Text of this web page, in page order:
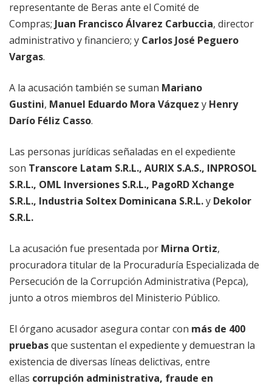
representante de Beras ante el Comité de
Compras; Juan Francisco Álvarez Carbuccia, director
administrativo y financiero; y Carlos José Peguero
Vargas.
A la acusación también se suman Mariano
Gustini, Manuel Eduardo Mora Vázquez y Henry
Darío Féliz Casso.
Las personas jurídicas señaladas en el expediente
son Transcore Latam S.R.L., AURIX S.A.S., INPROSOL
S.R.L., OML Inversiones S.R.L., PagoRD Xchange
S.R.L., Industria Soltex Dominicana S.R.L.y Dekolor
S.R.L.
La acusación fue presentada por Mirna Ortiz,
procuradora titular de la Procuraduría Especializada de
Persecución de la Corrupción Administrativa (Pepca),
junto a otros miembros del Ministerio Público.
El órgano acusador asegura contar con más de 400
pruebasque sustentan el expediente y demuestran la
existencia de diversas líneas delictivas, entre
ellas corrupción administrativa, fraude en